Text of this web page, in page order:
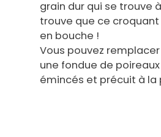
grain dur qui se trouve
trouve que ce
en bouche !
Vous pouvez
une fondue de
émincés et précuit à la